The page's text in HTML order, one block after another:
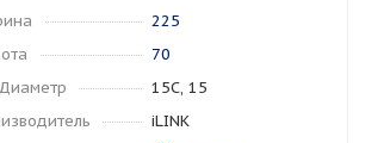
225
70
Диаметр
15C, 15
iLINK